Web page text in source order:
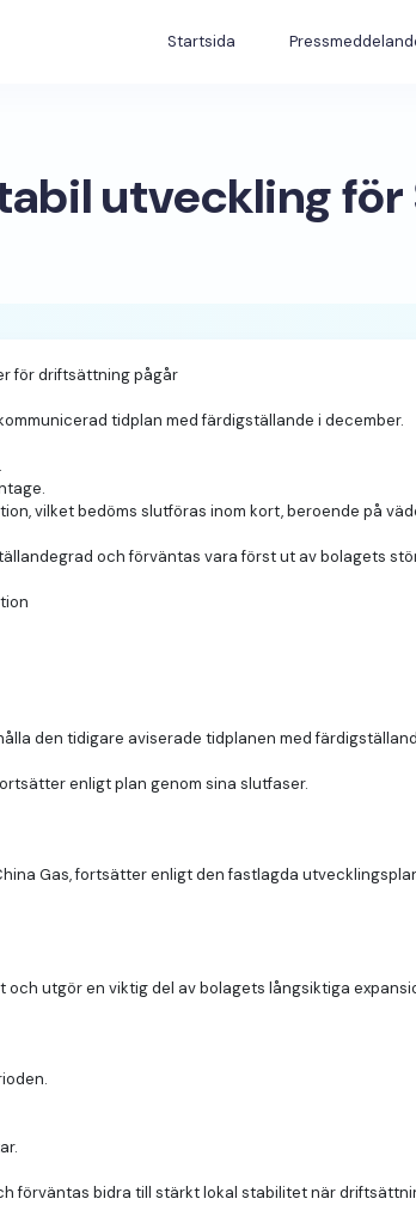
Startsida
utveckling för
för driftsättning pågår
tidplan med färdigställande i december.
vilket bedöms slutföras inom kort, beroende på
och förväntas vara först ut av bolagets
den tidigare aviserade tidplanen med
enligt plan genom sina slutfaser.
Gas, fortsätter enligt den fastlagda
utgör en viktig del av bolagets långsiktiga
förväntas bidra till stärkt lokal stabilitet när